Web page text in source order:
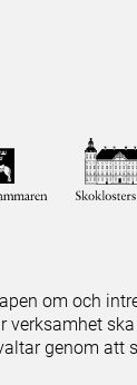
om och
genom att